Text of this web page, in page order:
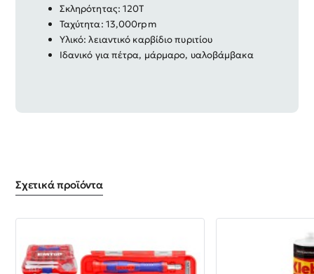
Σκληρότητας: 120T
Ταχύτητα: 13,000rpm
Υλικό: λειαντικό καρβίδιο πυριτίου
Ιδανικό για πέτρα, μάρμαρο, υαλοβάμβακα
Σχετικά προϊόντα